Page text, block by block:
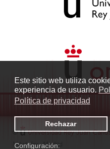
Este sitio web utiliza
experiencia de usuario.
Política de privacidad
Rechazar
Configuración:
© Universidad Rey Juan
Móstoles. Madrid